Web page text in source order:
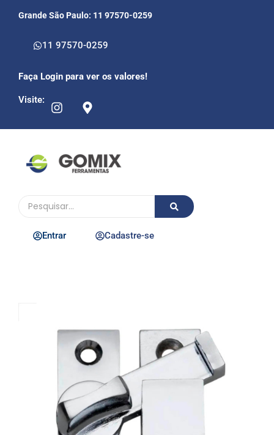
Grande São Paulo: 11 97570-0259
11 97570-0259
Faça Login para ver os valores!
Visite:
Entrar Cadastre-se